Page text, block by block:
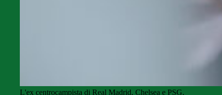
L'ex centrocampista di Real Madrid, Chelsea e PSG,